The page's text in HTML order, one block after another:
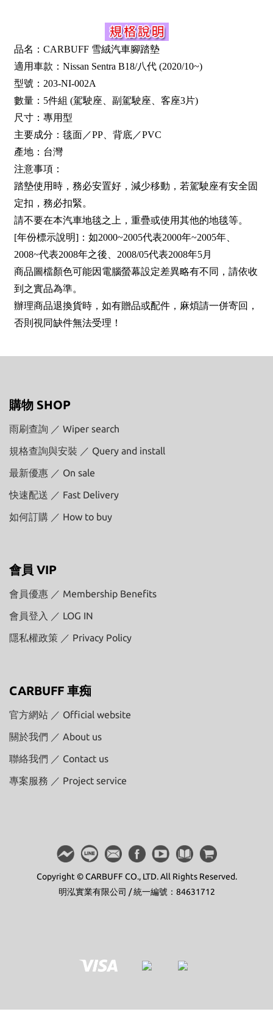
品名：CARBUFF 雪絨汽車腳踏墊
適用車款：Nissan Sentra B18/八代 (2020/10~)
型號：203-NI-002A
數量：5件組 (駕駛座、副駕駛座、客座3片)
尺寸：專用型
主要成分：毯面／PP、背底／PVC
產地：台灣
注意事項：
踏墊使用時，務必安置好，減少移動，若駕駛座有安全固
定扣，務必扣緊。
請不要在本汽車地毯之上，重疊或使用其他的地毯等。
[年份標示說明]：如2000~2005代表2000年~2005年、
2008~代表2008年之後、2008/05代表2008年5月
商品圖檔顏色可能因電腦螢幕設定差異略有不同，請依收
到之實品為準。
辦理商品退換貨時，如有贈品或配件，麻煩請一併寄回，
否則視同缺件無法受理！
購物 SHOP
雨刷查詢 ／ Wiper search
規格查詢與安裝 ／ Query and install
最新優惠 ／ On sale
快速配送 ／ Fast Delivery
如何訂購 ／ How to buy
會員 VIP
會員優惠 ／ Membership Benefits
會員登入 ／ LOG IN
隱私權政策 ／ Privacy Policy
CARBUFF 車痴
官方網站 ／ Official website
關於我們 ／ About us
聯絡我們 ／ Contact us
專案服務 ／ Project service
Copyright © CARBUFF CO., LTD. All Rights Reserved.
明泓實業有限公司 / 統一編號：84631712